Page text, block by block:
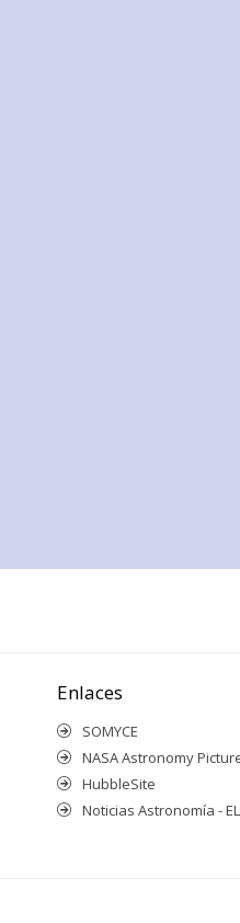
Enlaces
SOMYCE
NASA Astronomy
HubbleSite
Noticias Astronomía - EL